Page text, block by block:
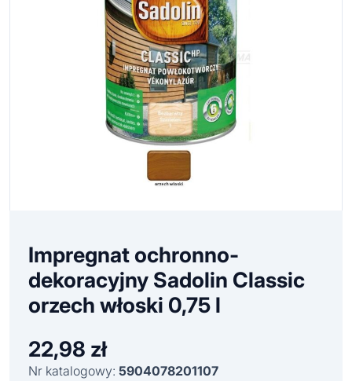
Impregnat ochronno-
dekoracyjny Sadolin Classic
orzech włoski 0,75 l
22,98 zł
Nr katalogowy: 5904078201107